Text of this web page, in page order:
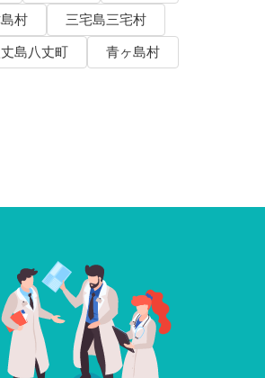
村
三宅島三宅村
島八丈町
青ヶ島村